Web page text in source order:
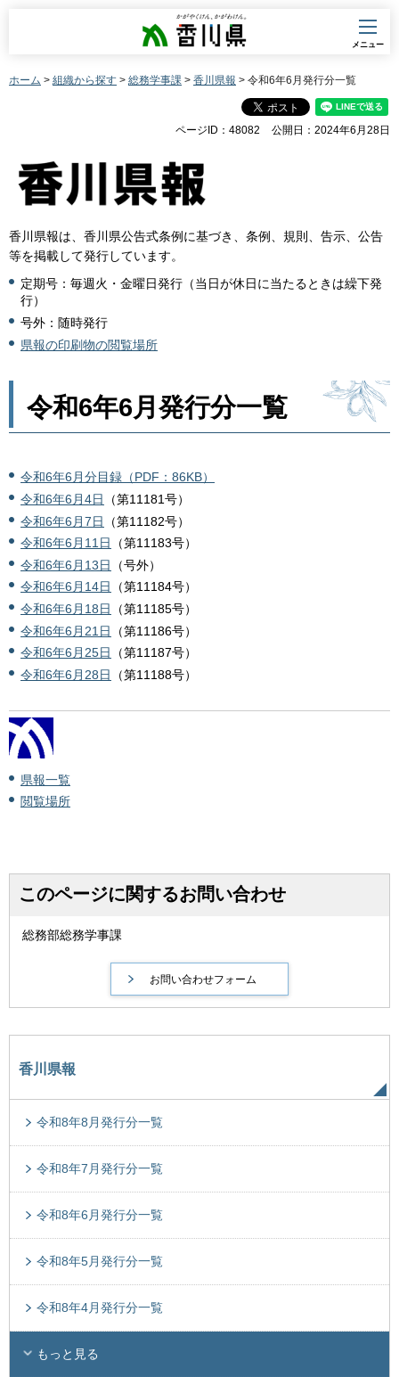
香川県
メニュー
ホーム > 組織から探す > 総務学事課 > 香川県報 > 令和6年6月発行分一覧
ページID：48082 公開日：2024年6月28日
香川県報は、香川県公告式条例に基づき、条例、規則、告示、公告
等を掲載して発行しています。
定期号：毎週火・金曜日発行（当日が休日に当たるときは繰下発
行）
号外：随時発行
県報の印刷物の閲覧場所
令和6年6月発行分一覧
令和6年6月分目録（PDF：86KB）
令和6年6月4日
（第11181号）
令和6年6月7日
（第11182号）
令和6年6月11日
（第11183号）
令和6年6月13日
（号外）
令和6年6月14日
（第11184号）
令和6年6月18日
（第11185号）
令和6年6月21日
（第11186号）
令和6年6月25日
（第11187号）
令和6年6月28日
（第11188号）
県報一覧
閲覧場所
このページに関するお問い合わせ
総務部総務学事課
香川県報
令和8年8月発行分一覧
令和8年7月発行分一覧
令和8年6月発行分一覧
令和8年5月発行分一覧
令和8年4月発行分一覧
もっと見る